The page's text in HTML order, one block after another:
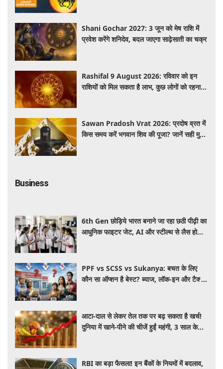
Shani Gochar 2027: 3 जून को मेष राशि में
प्रवेश करेंगे शनिदेव, बदल जाएगा साढ़ेसाती का चक्र
Rashifal 9 August 2026: रविवार को इन
राशियों को मिल सकता है लाभ, कुछ लोगों को रहना
Sawan Pradosh Vrat 2026: प्रदोष व्रत में
किस समय करें भगवान शिव की पूजा? जानें सही मुहूर्त
Business
6th Gen छोड़िये भारत बनाने जा रहा छठी पीढ़ी का
आधुनिक फाइटर जेट, AI और स्टील्थ से लैस होगा
PPF vs SCSS vs Sukanya: बचत के लिए
कौन सा ऑप्शन है बेस्ट? ब्याज, लॉक-इन और टैक्स
आटा-दाल से लेकर तेल तक पर बढ़ सकता है खर्च!
दुनिया में खाने-पीने की चीजें हुईं महंगी, 3 साल के
RBI का बड़ा फैसला! इन बैंकों के नियमों में बदलाव,